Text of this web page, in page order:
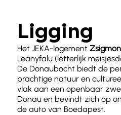
Ligging
Het JEKA-logement
Leányfalu (letterlijk
De Donaubocht biedt de
prachtige natuur en
vlak aan een openbaar
Donau en bevindt zich op
de auto van Boedapest.